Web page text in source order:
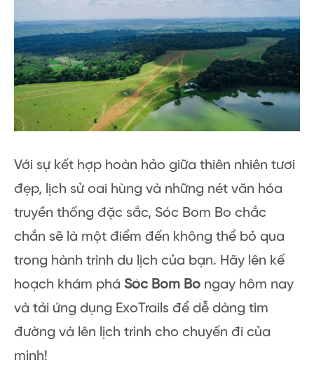
Với sự kết hợp hoàn hảo giữa thiên nhiên tươi
đẹp, lịch sử oai hùng và những nét văn hóa
truyền thống đặc sắc, Sóc Bom Bo chắc
chắn sẽ là một điểm đến không thể bỏ qua
trong hành trình du lịch của bạn. Hãy lên kế
hoạch khám phá Sóc Bom Bo ngay hôm nay
và tải ứng dụng ExoTrails để dễ dàng tìm
đường và lên lịch trình cho chuyến đi của
mình!